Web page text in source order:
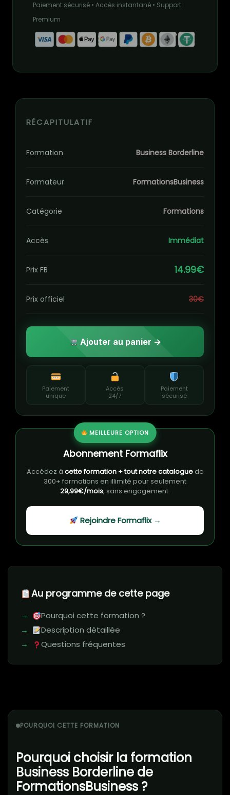
Paiement sécurisé • Accès instantané • Support
Premium
Au programme de cette page
Pourquoi cette formation ?
Description détaillée
Questions fréquentes
POURQUOI CETTE FORMATION
Pourquoi choisir la formation
Business Borderline de
FormationsBusiness ?
RÉCAPITULATIF
Formation Business Borderline
Formateur FormationsBusiness
Catégorie Formations
Accès Immédiat
Prix FB 14.99€
Prix officiel 30€
Ajouter au panier →
Paiement
unique
Accès
24/7
Paiement
sécurisé
MEILLEURE OPTION
Abonnement Formaflix
Accédez à cette formation + tout notre cataloguede
300+ formations en illimité pour seulement
29,99€/mois, sans engagement.
Rejoindre Formaflix →